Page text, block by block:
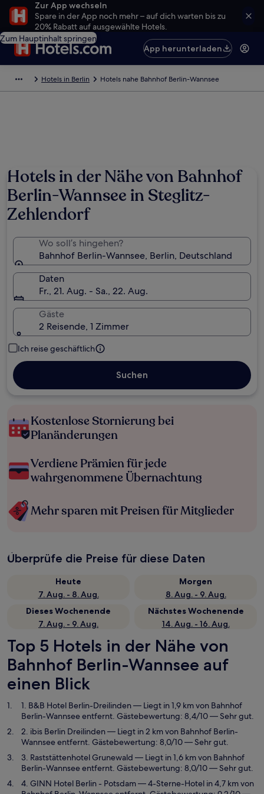
Zur App wechseln
Spare in der App noch mehr – auf dich warten bis zu
20% Rabatt auf ausgewählte Hotels.
Zum Hauptinhalt springen
App herunterladen
Hotels in Berlin Hotels nahe Bahnhof Berlin-Wannsee
Hotels in der Nähe von Bahnhof
Berlin-Wannsee in Steglitz-
Zehlendorf
Wo soll’s hingehen?
Bahnhof Berlin-Wannsee, Berlin, Deutschland
Daten
Fr., 21. Aug. - Sa., 22. Aug.
Gäste
2 Reisende, 1 Zimmer
Ich reise geschäftlich
Suchen
Kostenlose Stornierung bei
Planänderungen
Verdiene Prämien für jede
wahrgenommene Übernachtung
Mehr sparen mit Preisen für Mitglieder
Überprüfe die Preise für diese Daten
Heute
7. Aug. - 8. Aug.
Morgen
8. Aug. - 9. Aug.
Dieses Wochenende
7. Aug. - 9. Aug.
Nächstes Wochenende
14. Aug. - 16. Aug.
Top 5 Hotels in der Nähe von
Bahnhof Berlin-Wannsee auf
einen Blick
1. B&B Hotel Berlin-Dreilinden— Liegt in 1,9 km von Bahnhof
Berlin-Wannsee entfernt. Gästebewertung: 8,4/10 — Sehr gut.
2. ibis Berlin Dreilinden— Liegt in 2 km von Bahnhof Berlin-
Wannsee entfernt. Gästebewertung: 8,0/10 — Sehr gut.
3. Raststättenhotel Grunewald — Liegt in 1,6 km von Bahnhof
Berlin-Wannsee entfernt. Gästebewertung: 8,0/10 — Sehr gut.
4. GINN Hotel Berlin - Potsdam— 4-Sterne-Hotel in 4,7 km von